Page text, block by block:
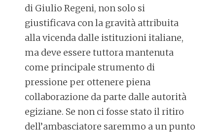
di Giulio Regeni, non solo si
giustificava con la gravità attribuita
alla vicenda dalle istituzioni italiane,
ma deve essere tuttora mantenuta
come principale strumento di
pressione per ottenere piena
collaborazione da parte dalle autorità
egiziane. Se non ci fosse stato il ritiro
dell’ambasciatore saremmo a un punto